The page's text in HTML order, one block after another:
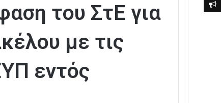
του ΣτΕ για
με τις
εντός